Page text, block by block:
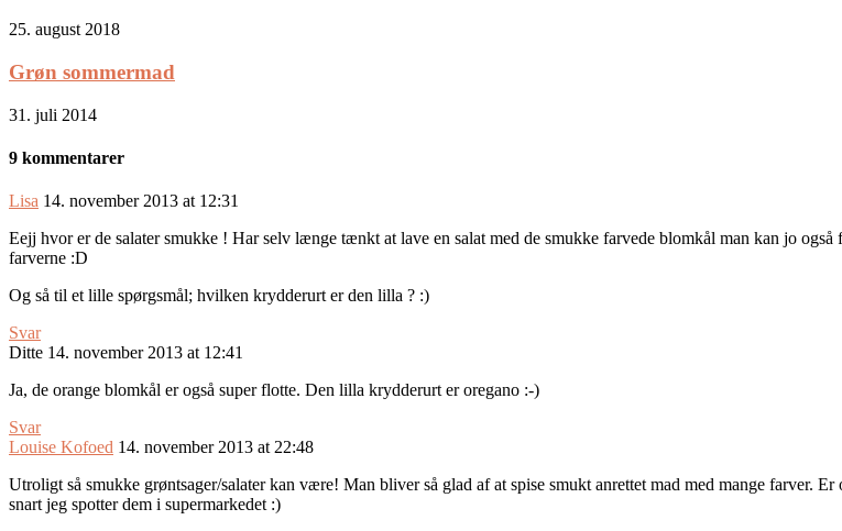
25. august 2018
Grøn sommermad
31. juli 2014
9 kommentarer
Lisa 14. november 2013 at 12:31
Eejj hvor er de salater smukke ! Har selv længe tænkt at lave en salat med de smukke farvede blomkål man kan jo
farverne :D
Og så til et lille spørgsmål; hvilken krydderurt er den lilla ? :)
Svar
Ditte 14. november 2013 at 12:41
Ja, de orange blomkål er også super flotte. Den lilla krydderurt er oregano :-)
Svar
Louise Kofoed 14. november 2013 at 22:48
Utroligt så smukke grøntsager/salater kan være! Man bliver så glad af at spise smukt anrettet mad med mange farver.
snart jeg spotter dem i supermarkedet :)